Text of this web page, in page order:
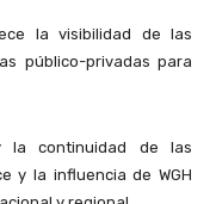
la visibilidad de las
público-privadas para
la continuidad de las
y la influencia de WGH